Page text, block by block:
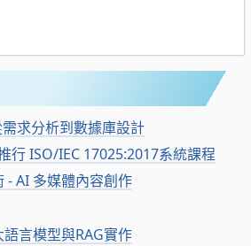
求分析到數據庫設計
行 ISO/IEC 17025:2017系統課程
- AI 多媒體內容創作
言模型與RAG實作